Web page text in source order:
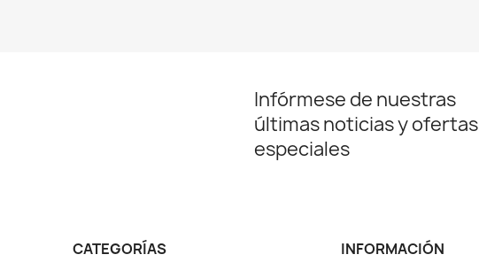
Infórmese de nuestras
últimas noticias y ofertas
especiales
CATEGORÍAS INFORMACIÓN